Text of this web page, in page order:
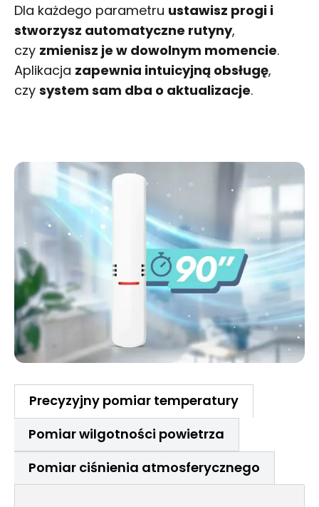
Dla każdego parametru ustawisz progi i
stworzysz automatyczne rutyny,
czy zmienisz je w dowolnym momencie.
Aplikacja zapewnia intuicyjną obsługę,
czy system sam dba o aktualizacje.
Precyzyjny pomiar temperatury
Pomiar wilgotności powietrza
Pomiar ciśnienia atmosferycznego